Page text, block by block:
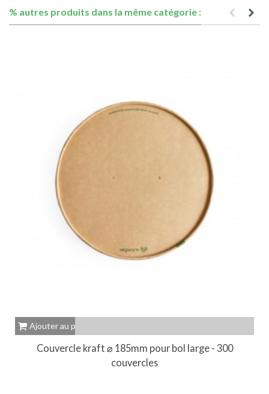
% autres produits dans la même catégorie :
Ajouter au panier
Couvercle kraft ⌀ 185mm pour bol large - 300
couvercles